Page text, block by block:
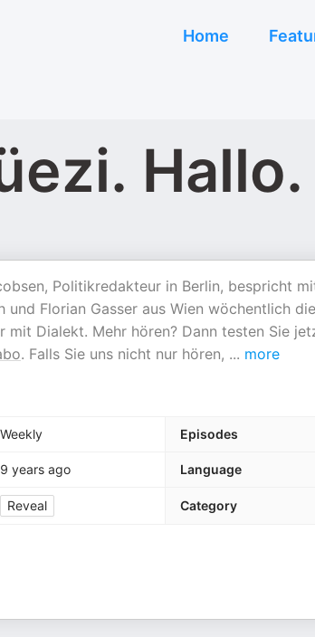
Home
Hallo.
Politikredakteur in Berlin, bespricht
und Florian Gasser aus Wien wöchentlich
mit Dialekt. Mehr hören? Dann testen Sie
. Falls Sie uns nicht nur hören, ... more
Weekly Episodes
9 years ago Language
Reveal Category